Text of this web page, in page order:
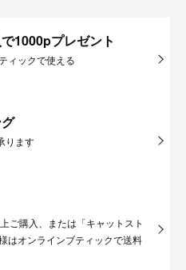
1000pプレゼント
ィックで使える
ります
ご購入、または「キャットスト
はオンラインブティックで送料